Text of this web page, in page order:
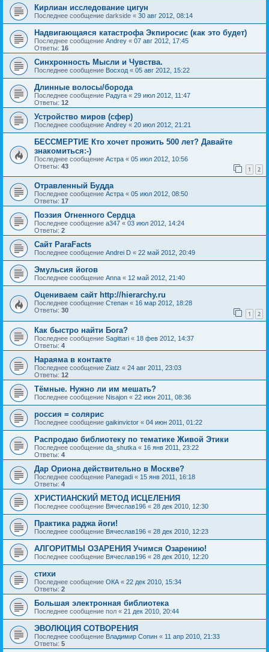
Кирлиан исследование цигун
Последнее сообщение darkside « 30 авг 2012, 08:14
Надвигающаяся катастрофа Экпиросис (как это будет)
Последнее сообщение Andrey « 07 авг 2012, 17:45
Ответы: 16
Синхронность Мысли и Чувства.
Последнее сообщение Восход « 05 авг 2012, 15:22
Длинные волосы/борода
Последнее сообщение Радуга « 29 июл 2012, 11:47
Ответы: 12
Устройство миров (сфер)
Последнее сообщение Andrey « 20 июл 2012, 21:21
БЕССМЕРТИЕ Кто хочет прожить 500 лет? Давайте
знакомиться:-)
Последнее сообщение Астра « 05 июл 2012, 10:56
Ответы: 43 1 2
Отравленный Будда
Последнее сообщение Астра « 05 июл 2012, 08:50
Ответы: 17
Поэзия Огненного Сердца
Последнее сообщение a347 « 03 июл 2012, 14:24
Ответы: 2
Сайт ParaFacts
Последнее сообщение Andrei D « 22 май 2012, 20:49
Эмульсия йогов
Последнее сообщение Anna « 12 май 2012, 21:40
Оцениваем сайт http://hierarchy.ru
Последнее сообщение Степан « 16 мар 2012, 18:28
Ответы: 30 1 2
Как быстро найти Бога?
Последнее сообщение Sagittari « 18 фев 2012, 14:37
Ответы: 4
Нараяма в контакте
Последнее сообщение Ziatz « 24 авг 2011, 23:03
Ответы: 12
Тёмные. Нужно ли им мешать?
Последнее сообщение Nisajon « 22 июн 2011, 08:36
россия = солярис
Последнее сообщение gaikinvictor « 04 июн 2011, 01:22
Распродаю библиотеку по тематике Живой Этики
Последнее сообщение da_shutka « 16 янв 2011, 23:22
Ответы: 4
Дар Ориона действительно в Москве?
Последнее сообщение Panegadi « 15 янв 2011, 16:18
Ответы: 4
ХРИСТИАНСКИЙ МЕТОД ИСЦЕЛЕНИЯ
Последнее сообщение Вячеслав196 « 28 дек 2010, 12:30
Практика раджа йоги!
Последнее сообщение Вячеслав196 « 28 дек 2010, 12:23
АЛГОРИТМЫ ОЗАРЕНИЯ Учимся Озарению!
Последнее сообщение Вячеслав196 « 28 дек 2010, 12:20
стихи
Последнее сообщение ОКА « 22 дек 2010, 15:34
Ответы: 2
Большая электронная библиотека
Последнее сообщение пол « 21 дек 2010, 20:44
ЭВОЛЮЦИЯ СОТВОРЕНИЯ
Последнее сообщение Владимир Сопин « 11 апр 2010, 21:33
Ответы: 5